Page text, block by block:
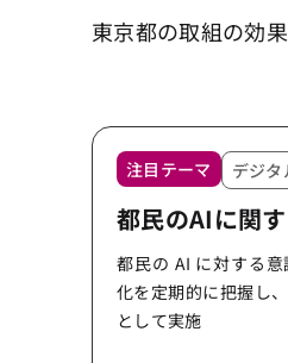
東京都の取組の効
注目テーマ デジ
都民のAIに関
都民の AI に対する
化を定期的に把握し
として実施